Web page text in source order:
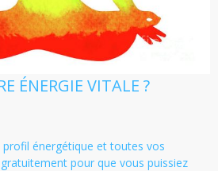
ÉNERGIE VITALE ?
énergétique et toutes vos
pour que vous puissiez